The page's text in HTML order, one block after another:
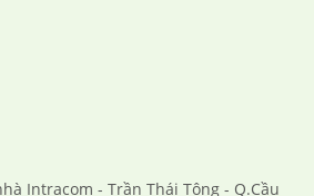
Intracom - Trần Thái Tông - Q.Cầu